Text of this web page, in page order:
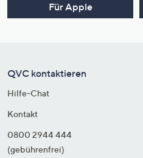
Für Apple
QVC kontaktieren
Hilfe-Chat
Kontakt
0800 2944 444
(gebührenfrei)